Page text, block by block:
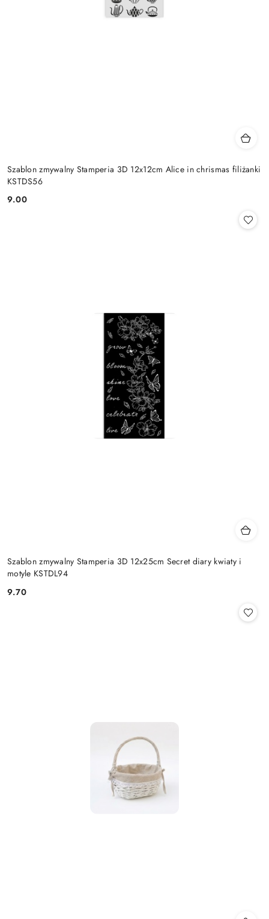
Szablon zmywalny Stamperia 3D 12x12cm Alice in chrismas filiżanki
KSTDS56
Cena:
9.00
Szablon zmywalny Stamperia 3D 12x25cm Secret diary kwiaty i
motyle KSTDL94
Cena:
9.70